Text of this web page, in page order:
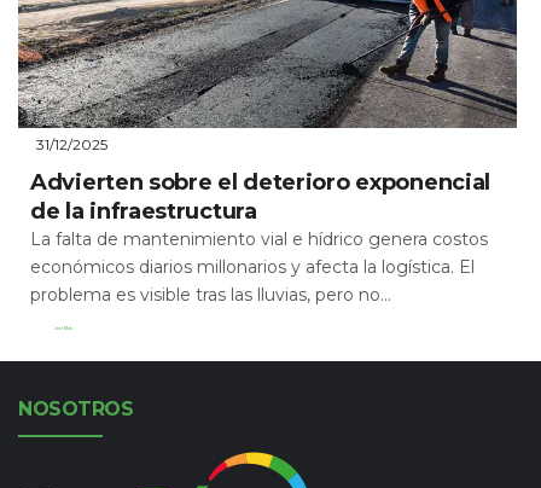
31/12/2025
Advierten sobre el deterioro exponencial
de la infraestructura
La falta de mantenimiento vial e hídrico genera costos
económicos diarios millonarios y afecta la logística. El
problema es visible tras las lluvias, pero no...
Leer Más
NOSOTROS